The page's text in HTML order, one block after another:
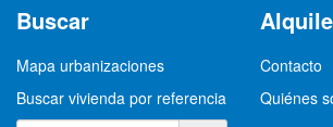
Buscar
Mapa urbanizaciones
Buscar vivienda por referencia
Contacto
Quiénes